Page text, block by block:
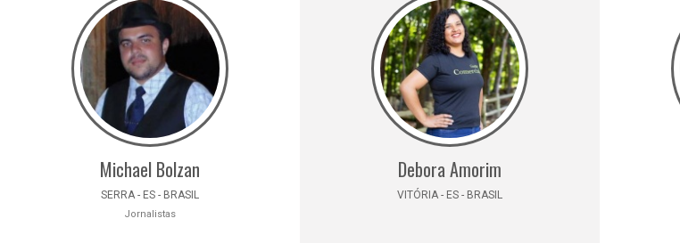
Michael Bolzan
SERRA - ES - BRASIL
Jornalistas
Debora Amorim
VITÓRIA - ES - BRASIL